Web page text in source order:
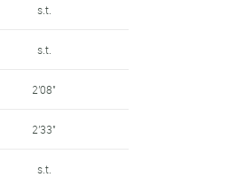
s.t.
s.t.
2'08"
2'33"
s.t.